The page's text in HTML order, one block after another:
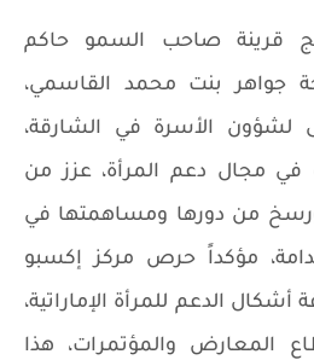
قرينة صاحب السمو حاكم
جواهر بنت محمد القاسمي،
لشؤون الأسرة في الشارقة،
في مجال دعم المرأة، عزز من
ورسخ من دورها ومساهمتها في
مؤكداً حرص مركز إكسبو
الدعم للمرأة الإماراتية،
المعارض والمؤتمرات، هذا